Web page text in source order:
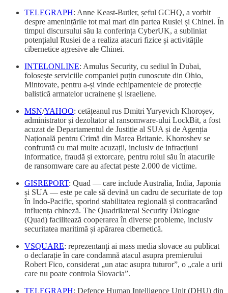
TELEGRAPH: Anne Keast-Butler, șeful GCHQ, a vorbit
despre amenințările tot mai mari din partea Rusiei și Chinei. În
timpul discursului său la conferința CyberUK, a subliniat
potențialul Rusiei de a realiza atacuri fizice și activitățile
cibernetice agresive ale Chinei.
INTELONLINE: Amulus Security, cu sediul în Dubai,
folosește serviciile companiei puțin cunoscute din Ohio,
Mintovate, pentru a-și vinde echipamentele de protecție
balistică armatelor ucrainene și israeliene.
MSN/YAHOO: cetățeanul rus Dmitri Yuryevich Khoroșev,
administrator și dezoltator al ransomware-ului LockBit, a fost
acuzat de Departamentul de Justiție al SUA și de Agenția
Națională pentru Crimă din Marea Britanie. Khoroshev se
confruntă cu mai multe acuzații, inclusiv de infracțiuni
informatice, fraudă și extorcare, pentru rolul său în atacurile
de ransomware care au afectat peste 2.000 de victime.
GISREPORT: Quad — care include Australia, India, Japonia
și SUA — este pe cale să devină un cadru de securitate de top
în Indo-Pacific, sporind stabilitatea regională și contracarând
influența chineză. The Quadrilateral Security Dialogue
(Quad) facilitează cooperarea în diverse probleme, inclusiv
securitatea maritimă și apărarea cibernetică.
VSQUARE: reprezentanți ai mass media slovace au publicat
o declarație în care condamnă atacul asupra premierului
Robert Fico, considerat „un atac asupra tuturor”, o „cale a urii
care nu poate controla Slovacia”.
TELEGRAPH: Defence Human Intelligence Unit (DHU) din